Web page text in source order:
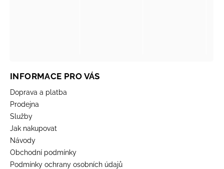
INFORMACE PRO VÁS
Doprava a platba
Prodejna
Služby
Jak nakupovat
Návody
Obchodní podmínky
Podmínky ochrany osobních údajů